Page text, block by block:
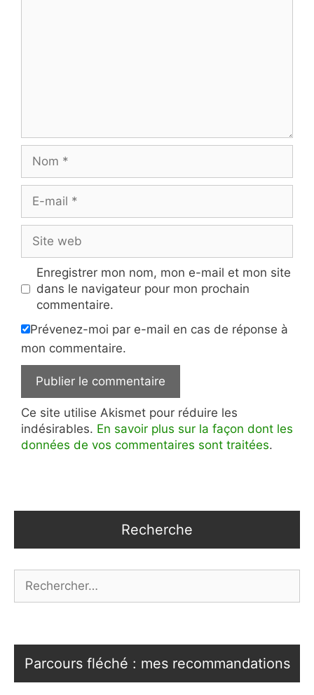
mail
web
Enregistrer mon nom, mon e-mail et mon site
dans le navigateur pour mon prochain
commentaire.
Prévenez-moi par e-mail en cas de réponse à
mon commentaire.
Ce site utilise Akismet pour réduire les
indésirables. En savoir plus sur la façon dont les
données de vos commentaires sont traitées.
Recherche
Parcours fléché : mes recommandations